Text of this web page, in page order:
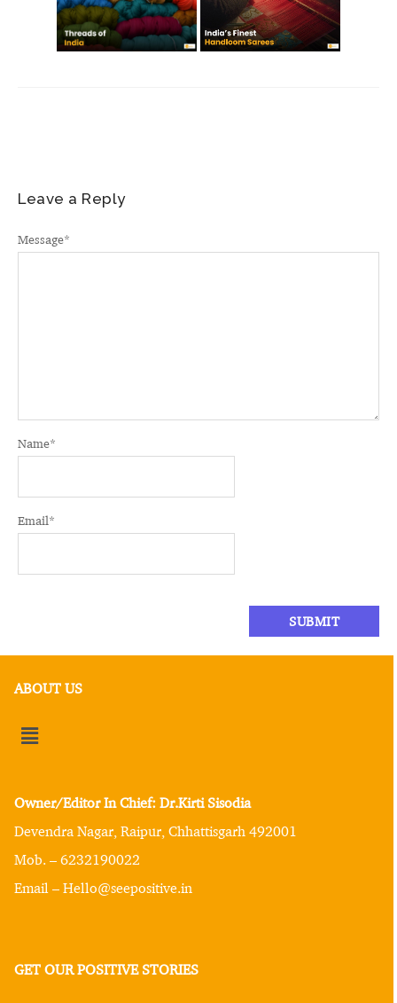
Leave a Reply
Message*
Name*
Email*
ABOUT US
Owner/Editor In Chief: Dr.Kirti Sisodia
Devendra Nagar, Raipur, Chhattisgarh 492001
Mob. – 6232190022
Email – Hello@seepositive.in
GET OUR POSITIVE STORIES